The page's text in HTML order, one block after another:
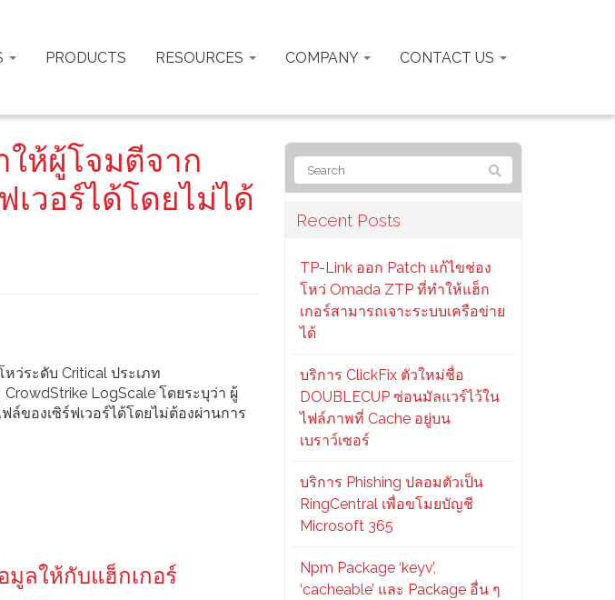
PRODUCTS RESOURCES COMPANY CONTACT US
ให้ผู้โจมตีจาก
วอร์ได้โดยไม่ได้
ว่ระดับ Critical ประเภท
LogScale โดยระบุว่า ผู้
ของเซิร์ฟเวอร์ได้โดยไม่ต้องผ่านการ
ลให้กับแฮ็กเกอร์
Recent Posts
TP-Link ออก Patch แก้ไขช่อง
โหว่ Omada ZTP ที่ทำให้แฮ็ก
เกอร์สามารถเจาะระบบเครือข่าย
ได้
บริการ ClickFix ตัวใหม่ชื่อ
DOUBLECUP ซ่อนมัลแวร์ไว้ใน
ไฟล์ภาพที่ Cache อยู่บน
เบราว์เซอร์
บริการ Phishing ปลอมตัวเป็น
RingCentral เพื่อขโมยบัญชี
Microsoft 365
Npm Package ‘keyv’,
‘cacheable’ และ Package อื่น ๆ